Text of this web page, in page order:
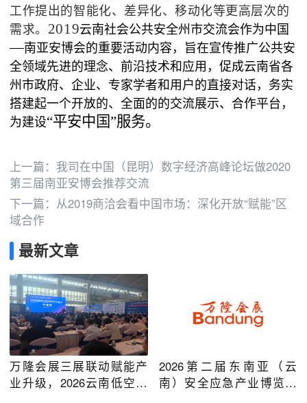
工作提出的智能化、差异化、移动化等更高层次的
需求。 2019云南社会公共安全州市交流会作为中国
—南亚安博会的重要活动内容 ， 旨在宣传推广公共安
全领域先进的理念、前沿技术和应用，促成云南省各
州市政府、企业、专家学者和用户的直接对话， 务实
搭建起一个开放的、全面的的交流展示、 合作平台 ，
为建设“平安中国”服务。
上一篇： 我司在中国（昆明）数字经济高峰论坛做2020
第三届南亚安博会推荐交流
下一篇： 从2019商洽会看中国市场：深化开放“赋能”区
域合作
最新文章
万隆会展三展联动赋能产
业升级，2026云南低空经
2026第二届东南亚（云
南）安全应急产业博览会